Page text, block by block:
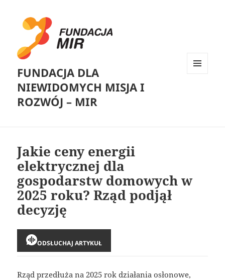
FUNDACJA DLA
NIEWIDOMYCH MISJA I
ROZWÓJ – MIR
Jakie ceny energii
elektrycznej dla
gospodarstw domowych w
2025 roku? Rząd podjął
decyzję
ODSŁUCHAJ ARTYKUŁ
Rząd przedłuża na 2025 rok działania osłonowe,